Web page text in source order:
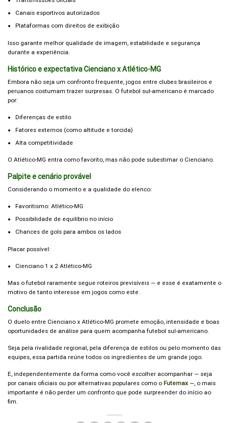
Canais esportivos autorizados
Plataformas com direitos de exibição
Isso garante melhor qualidade de imagem, estabilidade e segurança
durante a experiência.
Histórico e expectativa Cienciano x Atlético-MG
Embora não seja um confronto frequente, jogos entre clubes brasileiros e
peruanos costumam trazer surpresas. O futebol sul-americano é marcado
por:
Diferenças de estilo
Fatores externos (como altitude e torcida)
Alta competitividade
O Atlético-MG entra como favorito, mas não pode subestimar o Cienciano.
Palpite e cenário provável
Considerando o momento e a qualidade do elenco:
Favoritismo: Atlético-MG
Possibilidade de equilíbrio no início
Chances de gols para ambos os lados
Placar possível:
Cienciano 1 x 2 Atlético-MG
Mas o futebol raramente segue roteiros previsíveis — e esse é exatamente o
motivo de tanto interesse em jogos como este.
Conclusão
O duelo entre Cienciano x Atlético-MG promete emoção, intensidade e boas
oportunidades de análise para quem acompanha futebol sul-americano.
Seja pela rivalidade regional, pela diferença de estilos ou pelo momento das
equipes, essa partida reúne todos os ingredientes de um grande jogo.
E, independentemente da forma como você escolher acompanhar — seja
por canais oficiais ou por alternativas populares como o Futemax —, o mais
importante é não perder um confronto que pode surpreender do início ao
fim.